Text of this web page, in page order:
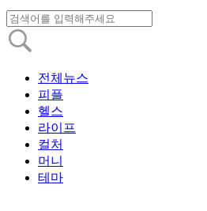
전체뉴스
피플
헬스
라이프
컬처
머니
테마